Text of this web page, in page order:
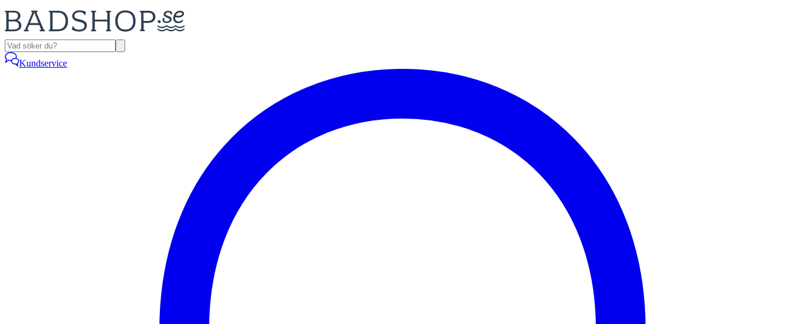
Kundservice